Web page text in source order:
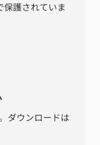
保護されていま
ダウンロードは